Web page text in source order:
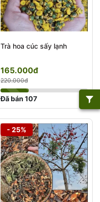
Trà hoa cúc sấy lạnh
165.000đ
220.000đ
Đã bán 107
- 25%